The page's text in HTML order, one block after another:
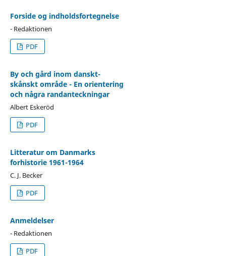
Forside og indholdsfortegnelse
- Redaktionen
PDF
By och gård inom danskt-
skånskt område - En orientering
och några randanteckningar
Albert Eskeröd
PDF
Litteratur om Danmarks
forhistorie 1961-1964
C. J. Becker
PDF
Anmeldelser
- Redaktionen
PDF